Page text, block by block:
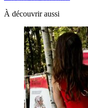
À découvrir aussi